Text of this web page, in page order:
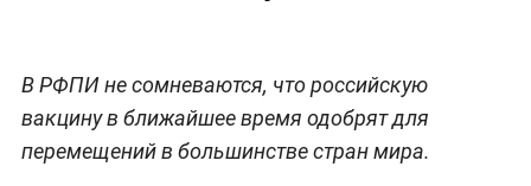
В РФПИ не сомневаются, что российскую
вакцину в ближайшее время одобрят для
перемещений в большинстве стран мира.